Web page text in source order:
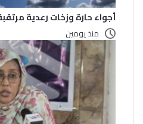
أجواء حارة وزخات رعدية
منذ يومين